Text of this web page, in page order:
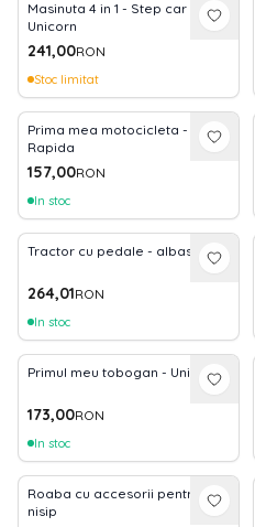
Masinuta 4 in 1 - Step car
Unicorn
241,00RON
Stoc limitat
Prima mea motocicleta -
Rapida
157,00RON
In stoc
Tractor cu pedale - albastru
264,01RON
In stoc
Primul meu tobogan - Unicorn
173,00RON
In stoc
Roaba cu accesorii pentru
nisip